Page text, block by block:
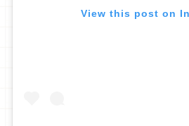
View this post on